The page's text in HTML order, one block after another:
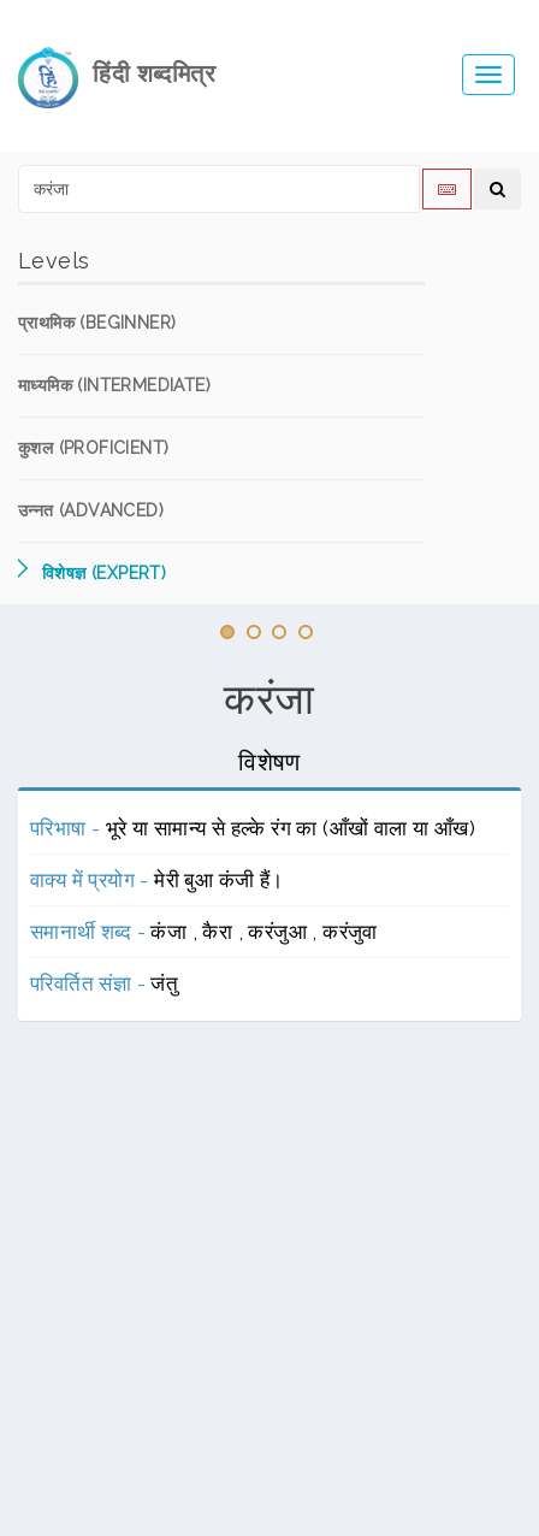
हिंदी शब्दमित्र
Levels
प्राथमिक (BEGINNER)
माध्यमिक (INTERMEDIATE)
कुशल (PROFICIENT)
उन्नत (ADVANCED)
विशेषज्ञ (EXPERT)
करंजा
विशेषण
परिभाषा - भूरे या सामान्य से हल्के रंग का (आँखों वाला या आँख)
वाक्य में प्रयोग -मेरी बुआ कंजी हैं।
समानार्थी शब्द -कंजा ,कैरा ,करंजुआ ,करंजुवा
परिवर्तित संज्ञा -जंतु